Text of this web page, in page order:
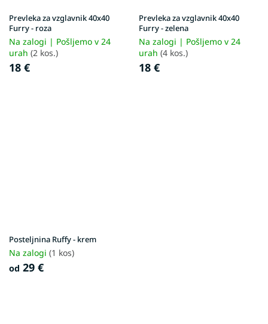
Prevleka za vzglavnik 40x40
Furry - roza
Na zalogi | Pošljemo v 24
urah (2 kos.)
18 €
Prevleka za vzglavnik 40x40
Furry - zelena
Na zalogi | Pošljemo v 24
urah (4 kos.)
18 €
Posteljnina Ruffy - krem
Na zalogi (1 kos)
od 29 €